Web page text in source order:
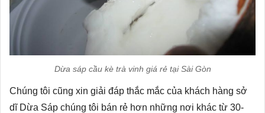
Dừa sáp cầu kè trà vinh giá rẻ tại Sài Gòn
Chúng tôi cũng xin giải đáp thắc mắc của khách hàng sở
dĩ Dừa Sáp chúng tôi bán rẻ hơn những nơi khác từ 30-